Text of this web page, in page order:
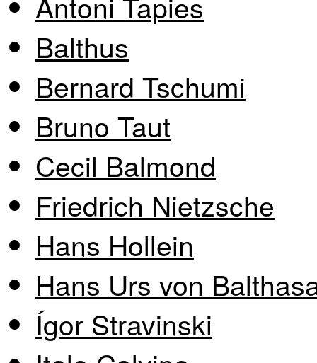
Balthus
Bernard Tschumi
Bruno Taut
Cecil Balmond
Friedrich Nietzsche
Hans Hollein
Hans Urs von
Ígor Stravinski